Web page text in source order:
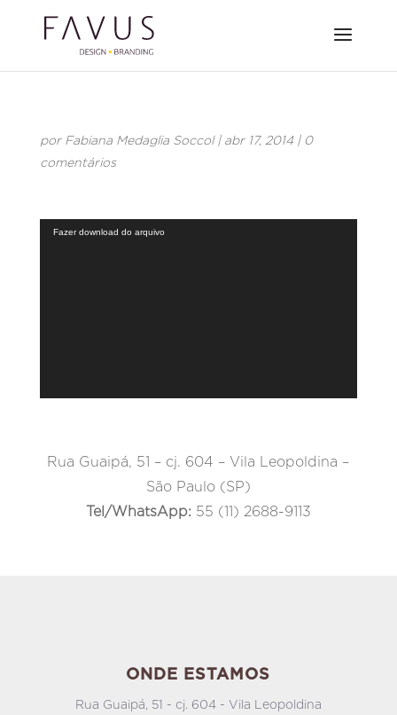
por Fabiana Medaglia Soccol| abr 17, 2014| 0
comentários
Tocador
Fazer download do arquivo
Rua Guaipá, 51 – cj. 604 – Vila Leopoldina –
São Paulo (SP)
Tel/WhatsApp: 55 (11) 2688-9113
ONDE ESTAMOS
Rua Guaipá, 51 - cj. 604 - Vila Leopoldina